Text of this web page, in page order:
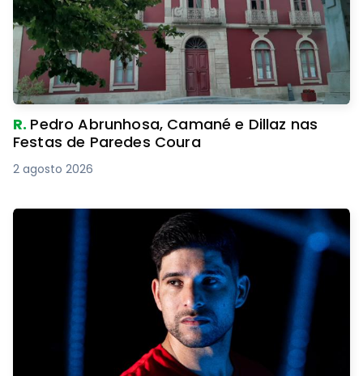
R. Pedro Abrunhosa, Camané e Dillaz nas
Festas de Paredes Coura
2 agosto 2026